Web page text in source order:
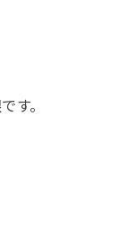
す。